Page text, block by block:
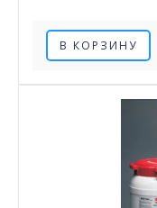
В КОРЗИНУ